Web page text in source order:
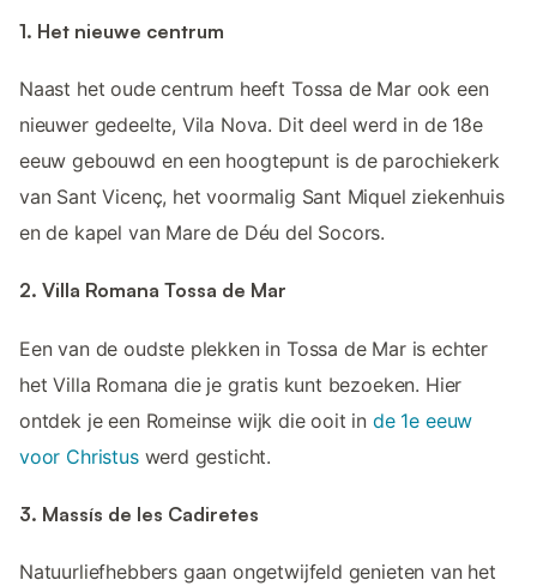
1. Het nieuwe centrum
Naast het oude centrum heeft Tossa de Mar ook een
nieuwer gedeelte, Vila Nova. Dit deel werd in de 18e
eeuw gebouwd en een hoogtepunt is de parochiekerk
van Sant Vicenç, het voormalig Sant Miquel ziekenhuis
en de kapel van Mare de Déu del Socors.
2. Villa Romana Tossa de Mar
Een van de oudste plekken in Tossa de Mar is echter
het Villa Romana die je gratis kunt bezoeken. Hier
ontdek je een Romeinse wijk die ooit in de 1e eeuw
voor Christuswerd gesticht.
3. Massís de les Cadiretes
Natuurliefhebbers gaan ongetwijfeld genieten van het